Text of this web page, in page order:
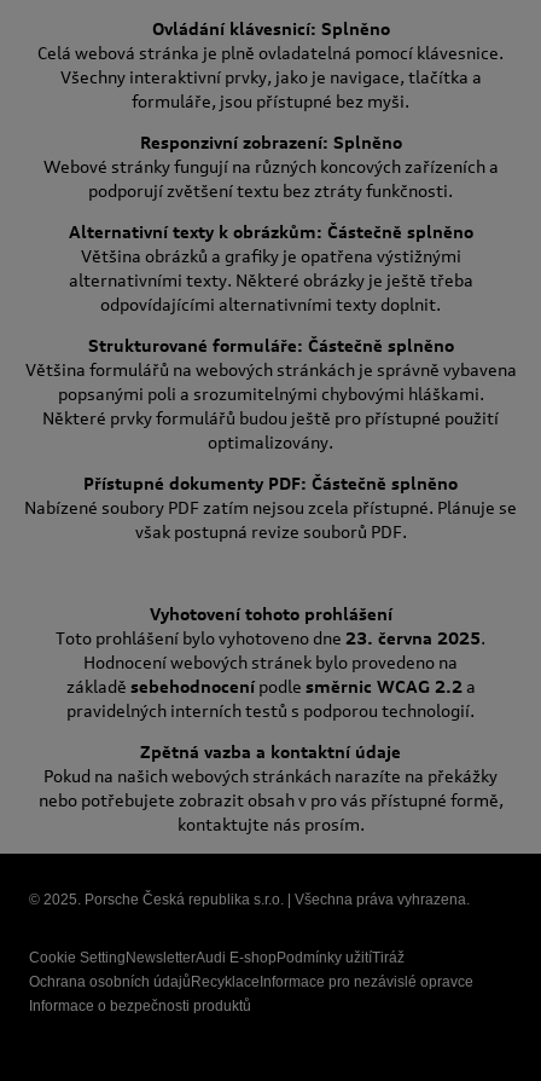
Ovládání klávesnicí: Splněno
Celá webová stránka je plně ovladatelná pomocí klávesnice.
Všechny interaktivní prvky, jako je navigace, tlačítka a
formuláře, jsou přístupné bez myši.
Responzivní zobrazení: Splněno
Webové stránky fungují na různých koncových zařízeních a
podporují zvětšení textu bez ztráty funkčnosti.
Alternativní texty k obrázkům: Částečně splněno
Většina obrázků a grafiky je opatřena výstižnými
alternativními texty. Některé obrázky je ještě třeba
odpovídajícími alternativními texty doplnit.
Strukturované formuláře: Částečně splněno
Většina formulářů na webových stránkách je správně vybavena
popsanými poli a srozumitelnými chybovými hláškami.
Některé prvky formulářů budou ještě pro přístupné použití
optimalizovány.
Přístupné dokumenty PDF: Částečně splněno
Nabízené soubory PDF zatím nejsou zcela přístupné. Plánuje se
však postupná revize souborů PDF.
Vyhotovení tohoto prohlášení
Toto prohlášení bylo vyhotoveno dne 23. června 2025.
Hodnocení webových stránek bylo provedeno na
základě sebehodnocenípodle směrnic WCAG 2.2a
pravidelných interních testů s podporou technologií.
Zpětná vazba a kontaktní údaje
Pokud na našich webových stránkách narazíte na překážky
nebo potřebujete zobrazit obsah v pro vás přístupné formě,
kontaktujte nás prosím.
© 2025. Porsche Česká republika s.r.o. | Všechna práva vyhrazena.
Cookie Setting NewsletterAudi E-shop Podmínky užitíTiráž
Ochrana osobních údajů Recyklace Informace pro nezávislé opravce
Informace o bezpečnosti produktů